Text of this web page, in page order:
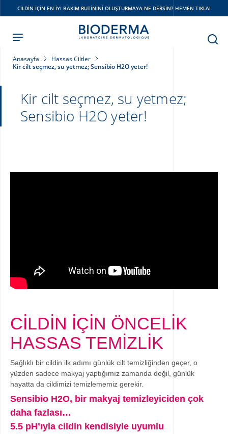
CILDIN IÇIN EN IYI BAKIM RUTININI OLUŞTURMAYA NE DERSIN? HEMEN TIKLA!
Anasayfa
Hassas Ciltler
Kir cilt seçmez, su yetmez; Sensibio H2O yeter!
Kir cilt seçmez, su yetmez;
Sensibio H2O yeter!
CİLDİN İÇİN ÖNCELİK
HASSAS TEMİZLİK
Sağlıklı bir cildin ilk adımı günlük cilt temizliğinden geçer, o
yüzden sadece makyaj yaptığımız zamanda değil, günlük
hayatta da cildimizi temizlememiz gerekir.
Sensibio H2O, bir makyaj temizleyiciden çok
daha fazlası…
5.5 pH’ıyla cildin kendisiyle uyumlu